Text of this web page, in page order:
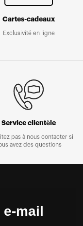
Cartes-cadeaux
Exclusivité en ligne
Service clientèle
pas à nous contacter si
avez des questions
mail